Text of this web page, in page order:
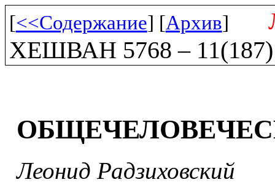
[<<Содержание] [Архив]
ХЕШВАН 5768 – 11(187)
Леонид Радзиховский